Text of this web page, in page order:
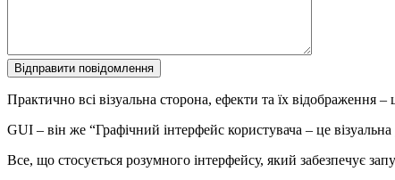
Практично всі візуальна сторона, ефекти та їх відображення
GUI – він же “Графічний інтерфейс користувача – це
Все, що стосується розумного інтерфейсу, який забезпечує